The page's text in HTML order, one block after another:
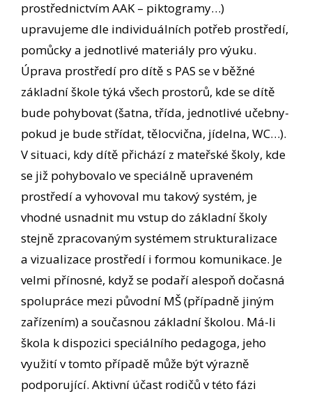
prostřednictvím AAK – piktogramy…)
upravujeme dle individuálních potřeb prostředí,
pomůcky a jednotlivé materiály pro výuku.
Úprava prostředí pro dítě s PAS se v běžné
základní škole týká všech prostorů, kde se dítě
bude pohybovat (šatna, třída, jednotlivé učebny-
pokud je bude střídat, tělocvična, jídelna, WC…).
V situaci, kdy dítě přichází z mateřské školy, kde
se již pohybovalo ve speciálně upraveném
prostředí a vyhovoval mu takový systém, je
vhodné usnadnit mu vstup do základní školy
stejně zpracovaným systémem strukturalizace
a vizualizace prostředí i formou komunikace. Je
velmi přínosné, když se podaří alespoň dočasná
spolupráce mezi původní MŠ (případně jiným
zařízením) a současnou základní školou. Má-li
škola k dispozici speciálního pedagoga, jeho
využití v tomto případě může být výrazně
podporující. Aktivní účast rodičů v této fázi